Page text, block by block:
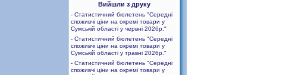
Вийшли з друку
- Статистичний бюлетень "Середні
споживчі ціни на окремі товари у
Сумській області у червні 2026р."
- Статистичний бюлетень "Середні
споживчі ціни на окремі товари у
Сумській області у травні 2026р."
- Статистичний бюлетень "Середні
споживчі ціни на окремі товари у